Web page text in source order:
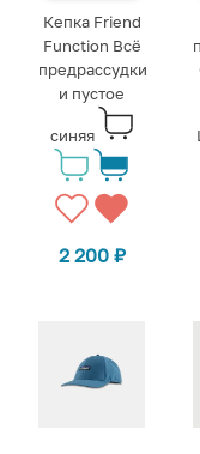
Кепка Friend
Function Всё
предрассудки
и пустое
синяя
2 200 ₽